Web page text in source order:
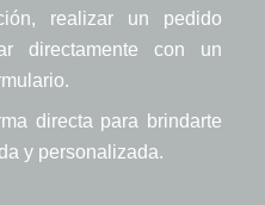
realizar un pedido
directamente con un
directa para brindarte
y personalizada.